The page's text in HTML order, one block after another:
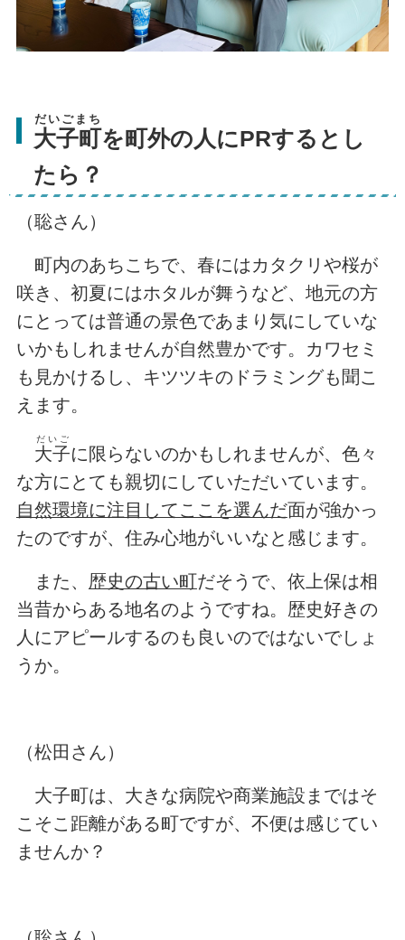
大子町
だいごまち
を町外の人にPRするとし
たら？
（聡さん）
町内のあちこちで、春にはカタクリや桜が
咲き、初夏にはホタルが舞うなど、地元の方
にとっては普通の景色であまり気にしていな
いかもしれませんが自然豊かです。カワセミ
も見かけるし、キツツキのドラミングも聞こ
えます。
大子
だいご
に限らないのかもしれませんが、色々
な方にとても親切にしていただいています。
自然環境に注目してここを選んだ面が強かっ
たのですが、住み心地がいいなと感じます。
また、 歴史の古い町だそうで、依上保は相
当昔からある地名のようですね。歴史好きの
人にアピールするのも良いのではないでしょ
うか。
（松田さん）
大子町は、大きな病院や商業施設まではそ
こそこ距離がある町ですが、不便は感じてい
ませんか？